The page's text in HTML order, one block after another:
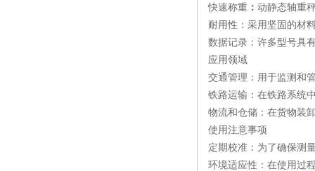
快速称重 ： 动静态轴重
耐用性：采用坚固的材
数据记录：许多型号具
应用领域
交通管理：用于监测和
铁路运输：在铁路系统
物流和仓储：在货物装
使用注意事项
定期校准：为了确保测
环境适应性：在使用过